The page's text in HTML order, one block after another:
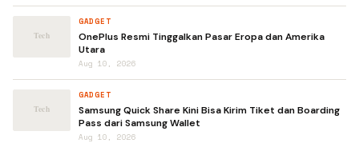
GADGET
OnePlus Resmi Tinggalkan Pasar Eropa dan Amerika
Utara
Aug 10, 2026
GADGET
Samsung Quick Share Kini Bisa Kirim Tiket dan Boarding
Pass dari Samsung Wallet
Aug 10, 2026